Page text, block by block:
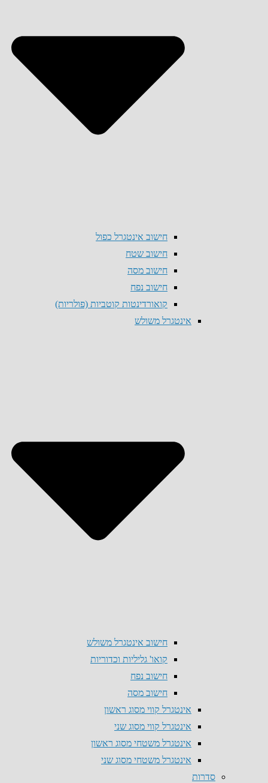
חישוב אינטגרל כפול
חישוב שטח
חישוב מסה
חישוב נפח
קואורדינטות קוטביות (פולריות)
אינטגרל משולש
חישוב אינטגרל משולש
קואו' גליליות וכדוריות
חישוב נפח
חישוב מסה
אינטגרל קווי מסוג ראשון
אינטגרל קווי מסוג שני
אינטגרל משטחי מסוג ראשון
אינטגרל משטחי מסוג שני
סדרות